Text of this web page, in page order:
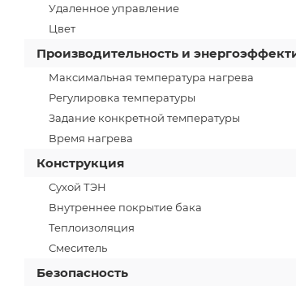
Удаленное управление
Цвет
Производительность и
Максимальная температура нагрева
Регулировка температуры
Задание конкретной температуры
Время нагрева
Конструкция
Сухой ТЭН
Внутреннее покрытие бака
Теплоизоляция
Смеситель
Безопасность